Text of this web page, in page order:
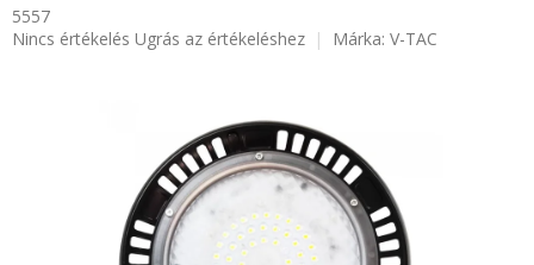
5557
A
Nincs értékelés Ugrás az értékeléshez Márka: V-TAC